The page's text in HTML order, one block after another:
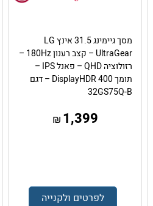
מסך גיימינג 31.5 אינץ LG
UltraGear – קצב רענון 180Hz –
רזולוציה QHD – פאנל IPS –
תומך DisplayHDR 400 – דגם
32GS75Q-B
1,399
₪
לפרטים ולקנייה